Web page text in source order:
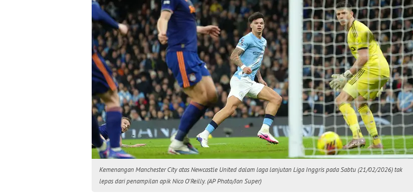
Kemenangan Manchester City atas Newcastle United dalam laga lanjutan Liga Inggris pada Sabtu (21/02/2026) tak
lepas dari penampilan apik Nico O'Reilly. (AP Photo/Jon Super)